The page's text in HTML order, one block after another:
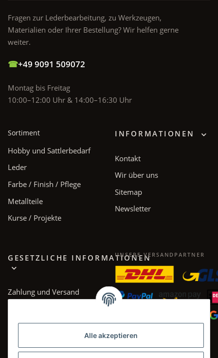
Alle akzeptieren
Fragen zur Lederbearbeitung, zu Werkzeugen,
Materialien oder Ihrer Bestellung? Wir helfen gerne
weiter.
☎+49 9091 509072
Montag bis Freitag
10:00–12:00 Uhr & 14:00–16:30 Uhr
Sortiment
Hobby und Sattlerbedarf
Leder
Farbe / Finish / Pflege
Metallteile
Kurse / Projekte
INFORMATIONEN
Kontakt
Wir über uns
Sitemap
Newsletter
GESETZLICHE INFORMATIONEN
Zahlung und Versand
Datenschutz
UNSERE VERSANDPARTNER